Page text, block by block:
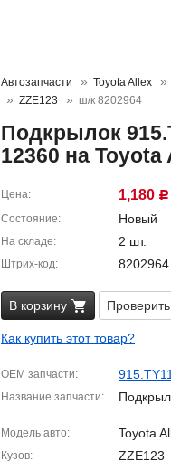
Автозапчасти
Toyota Allex
ZZE123
ш/к 8202964
Подкрылок
12360 на Toyota
Цена 1,180 Р
Состояние Новый
На складе 2 шт.
Штрих-код 8202964
В корзину
Как купить этот товар?
OEM запчасти
Название запчасти
Модель авто Toyota
Кузов ZZE123